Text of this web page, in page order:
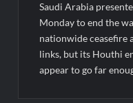
Saudi Arabia
Monday to end the
nationwide ceasefire
links, but its Houthi
appear to go far